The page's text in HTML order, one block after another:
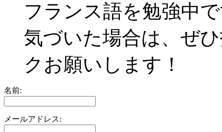
フランス語を勉強中
気づいた場合は、ぜ
クお願いします！
名前:
メールアドレス: